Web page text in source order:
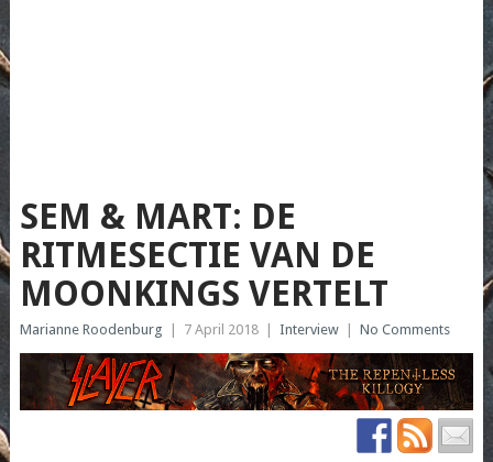
SEM & MART: DE
RITMESECTIE VAN DE
MOONKINGS VERTELT
Marianne Roodenburg 7 April 2018 Interview No Comments